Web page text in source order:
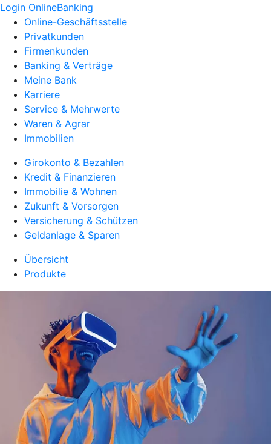
Login OnlineBanking
Online-Geschäftsstelle
Privatkunden
Firmenkunden
Banking & Verträge
Meine Bank
Karriere
Service & Mehrwerte
Waren & Agrar
Immobilien
Girokonto & Bezahlen
Kredit & Finanzieren
Immobilie & Wohnen
Zukunft & Vorsorgen
Versicherung & Schützen
Geldanlage & Sparen
Übersicht
Produkte